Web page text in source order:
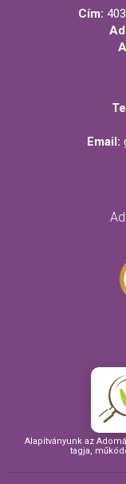
Cím:
Email:
Alapítványunk az
tagja,